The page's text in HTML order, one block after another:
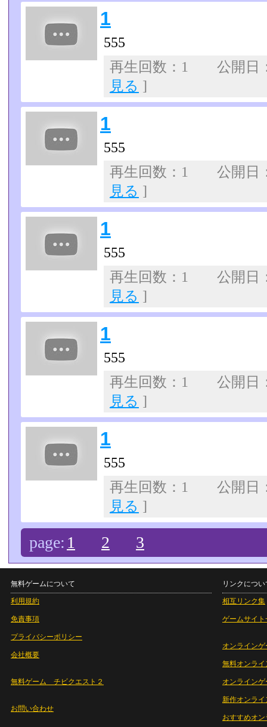
1
555
再生回数：1 公開
見る ]
1
555
再生回数：1 公開
見る ]
1
555
再生回数：1 公開
見る ]
1
555
再生回数：1 公開
見る ]
1
555
再生回数：1 公開
見る ]
page: 1 2 3
無料ゲームについて
利用規約
免責事項
プライバシーポリシー
会社概要
無料ゲーム チビクエスト２
お問い合わせ
リンクについ
相互リンク集
ゲームサイト
オンラインゲ
無料オンライ
オンライン
新作オンライ
おすすめオ